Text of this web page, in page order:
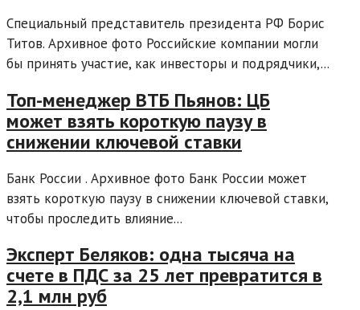
Специальный представитель президента РФ Борис
Титов. Архивное фото Российские компании могли
бы принять участие, как инвесторы и подрядчики,...
Топ-менеджер ВТБ Пьянов: ЦБ
может взять короткую паузу в
снижении ключевой ставки
Банк России . Архивное фото Банк России может
взять короткую паузу в снижении ключевой ставки,
чтобы проследить влияние...
Эксперт Беляков: одна тысяча на
счете в ПДС за 25 лет превратится в
2,1 млн руб